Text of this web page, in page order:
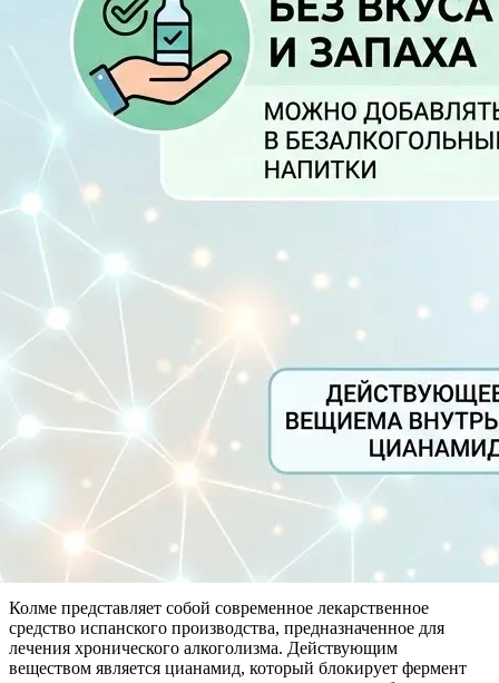
Колме представляет собой современное лекарственное
средство испанского производства, предназначенное для
лечения хронического алкоголизма. Действующим
веществом является цианамид, который блокирует фермент